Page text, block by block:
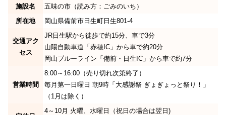
施設名
五味の市（読み方：ごみのいち）
所在地
岡山県備前市日生町日生801-4
交通アク
セス
JR日生駅から徒歩で約15分、車で3分
山陽自動車道「赤穂IC」から車で約20分
岡山ブルーライン「備前・日生IC」から車で約7分
営業時間
8:00～16:00（売り切れ次第終了）
毎月第一日曜日 朝9時「大感謝祭 ぎょぎょっと祭り！」
（1月は除く）
4～10月 火曜、水曜日（祝日の場合は翌日)